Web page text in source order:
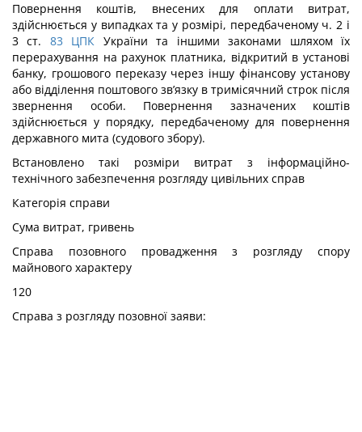
Повернення коштів, внесених для оплати витрат,
здійснюється у випадках та у розмірі, передбаченому ч. 2 і
3 ст. 83 ЦПК України та іншими законами шляхом їх
перерахування на рахунок платника, відкритий в установі
банку, грошового переказу через іншу фінансову установу
або відділення поштового зв’язку в тримісячний строк після
звернення особи. Повернення зазначених коштів
здійснюється у порядку, передбаченому для повернення
державного мита (судового збору).
Встановлено такі розміри витрат з інформаційно-
технічного забезпечення розгляду цивільних справ
Категорія справи
Сума витрат, гривень
Справа позовного провадження з розгляду спору
майнового характеру
120
Справа з розгляду позовної заяви: